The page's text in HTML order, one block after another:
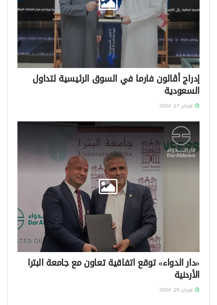
إدراج أڤالون فارما في السوق الرئيسية لتداول
السعودية
فبراير 27, 2024
«دار الدواء» توقع اتفاقية تعاون مع جامعة البترا
الأردنية
فبراير 26, 2024